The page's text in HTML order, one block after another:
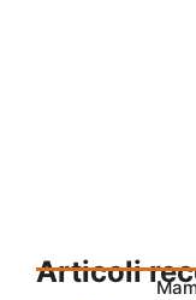
Articoli